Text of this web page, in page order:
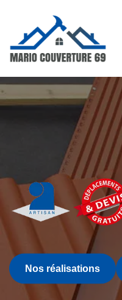
Nos réalisations